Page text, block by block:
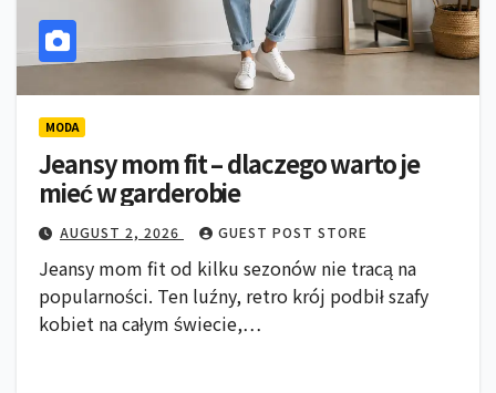
MODA
Jeansy mom fit – dlaczego warto je
mieć w garderobie
AUGUST 2, 2026 GUEST POST STORE
Jeansy mom fit od kilku sezonów nie tracą na
popularności. Ten luźny, retro krój podbił szafy
kobiet na całym świecie,…